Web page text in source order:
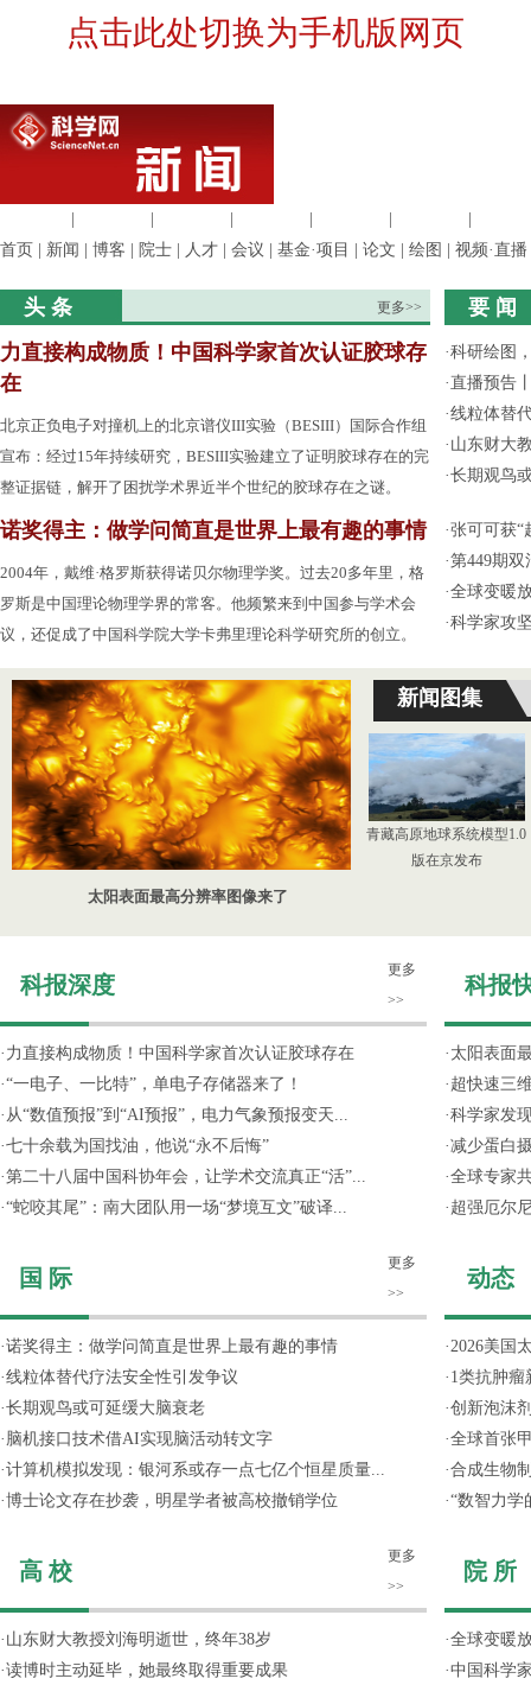
点击此处切换为手机版网页
首页
新闻 博客 院士 人才 会议 基金·项目 论文 绘图 视频·直播
头 条 更多>>
力直接构成物质！中国科学家首次认证胶球存
在
北京正负电子对撞机上的北京谱仪III实验（BESIII）国际合作组
宣布：经过15年持续研究，BESIII实验建立了证明胶球存在的完
整证据链，解开了困扰学术界近半个世纪的胶球存在之谜。
诺奖得主：做学问简直是世界上最有趣的事情
2004年，戴维·格罗斯获得诺贝尔物理学奖。过去20多年里，格
罗斯是中国理论物理学界的常客。他频繁来到中国参与学术会
议，还促成了中国科学院大学卡弗里理论科学研究所的创立。
要 闻
·科研绘图
·直播预告
·线粒体替
· 山东财大
·长期观鸟
·张可可获“
·第449期双
·全球变暖
·科学家攻
太阳表面最高分辨率图像来了
新闻图集
青藏高原地球系统模型1.0
版在京发布
科报深度
更多
>>
· 力直接构成物质！中国科学家首次认证胶球存在
·“一电子、一比特”，单电子存储器来了！
· 从“数值预报”到“AI预报”，电力气象预报变天...
·七十余载为国找油，他说“永不后悔”
·第二十八届中国科协年会，让学术交流真正“活”...
·“蛇咬其尾”：南大团队用一场“梦境互文”破译...
国 际
更多
>>
·诺奖得主：做学问简直是世界上最有趣的事情
·线粒体替代疗法安全性引发争议
·长期观鸟或可延缓大脑衰老
· 脑机接口技术借AI实现脑活动转文字
·计算机模拟发现：银河系或存一点七亿个恒星质量...
·博士论文存在抄袭，明星学者被高校撤销学位
高 校
更多
>>
· 山东财大教授刘海明逝世，终年38岁
·读博时主动延毕，她最终取得重要成果
科报
· 太阳表面
· 超快速三
·科学家发
·减少蛋白
·全球专家
· 超强厄尔
动态
·2026美国
· 1类抗肿瘤
·创新泡沫
·全球首张
·合成生物
·“数智力学
院 所
·全球变暖
·中国科学